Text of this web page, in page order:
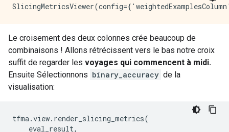
Le croisement des deux colonnes crée beaucoup de
combinaisons ! Allons rétrécissent vers le bas notre croix
suffit de regarder les voyages qui commencent à midi.
Ensuite Sélectionnons binary_accuracy de la
visualisation:
tfma.view. render_slicing_metrics(
eval_result,